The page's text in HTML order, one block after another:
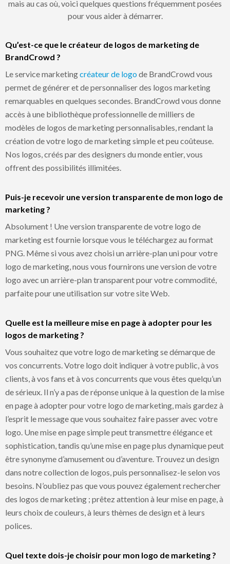
mais au cas où, voici quelques questions fréquemment posées
pour vous aider à démarrer.
Qu’est-ce que le créateur de logos de marketing de
BrandCrowd ?
Le service marketingcréateur de logode BrandCrowd vous
permet de générer et de personnaliser des logos marketing
remarquables en quelques secondes. BrandCrowd vous donne
accès à une bibliothèque professionnelle de milliers de
modèles de logos de marketing personnalisables, rendant la
création de votre logo de marketing simple et peu coûteuse.
Nos logos, créés par des designers du monde entier, vous
offrent des possibilités illimitées.
Puis-je recevoir une version transparente de mon logo de
marketing ?
Absolument ! Une version transparente de votre logo de
marketing est fournie lorsque vous le téléchargez au format
PNG. Même si vous avez choisi un arrière-plan uni pour votre
logo de marketing, nous vous fournirons une version de votre
logo avec un arrière-plan transparent pour votre commodité,
parfaite pour une utilisation sur votre site Web.
Quelle est la meilleure mise en page à adopter pour les
logos de marketing ?
Vous souhaitez que votre logo de marketing se démarque de
vos concurrents. Votre logo doit indiquer à votre public, à vos
clients, à vos fans et à vos concurrents que vous êtes quelqu’un
de sérieux. Il n’y a pas de réponse unique à la question de la mise
en page à adopter pour votre logo de marketing, mais gardez à
l’esprit le message que vous souhaitez faire passer avec votre
logo. Une mise en page simple peut transmettre élégance et
sophistication, tandis qu’une mise en page plus dynamique peut
être synonyme d’amusement ou d’aventure. Trouvez un design
dans notre collection de logos, puis personnalisez-le selon vos
besoins. N’oubliez pas que vous pouvez également rechercher
des logos de marketing ; prêtez attention à leur mise en page, à
leurs choix de couleurs, à leurs thèmes de design et à leurs
polices.
Quel texte dois-je choisir pour mon logo de marketing ?